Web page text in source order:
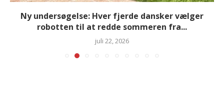
Ny undersøgelse: Hver fjerde dansker vælger
robotten til at redde sommeren fra...
juli 22, 2026